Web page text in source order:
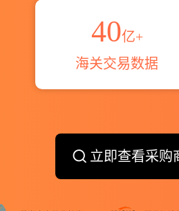
40亿+
海关交易数据
立即查看采购